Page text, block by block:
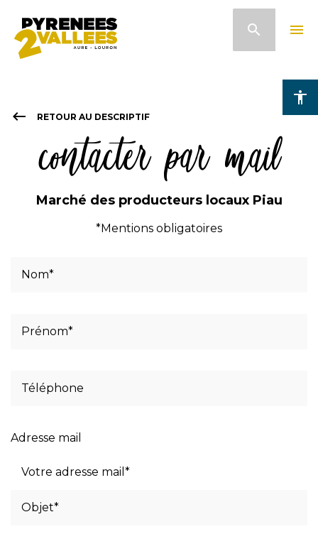
contenido
accessibility
search menu
keyboard_backspace RETOUR AU DESCRIPTIF
contacter par mail
Marché des producteurs locaux Piau
*Mentions obligatoires
Adresse mail